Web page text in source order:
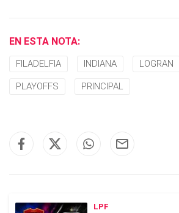
EN ESTA NOTA:
FILADELFIA INDIANA LOGRAN
PLAYOFFS PRINCIPAL
LPF